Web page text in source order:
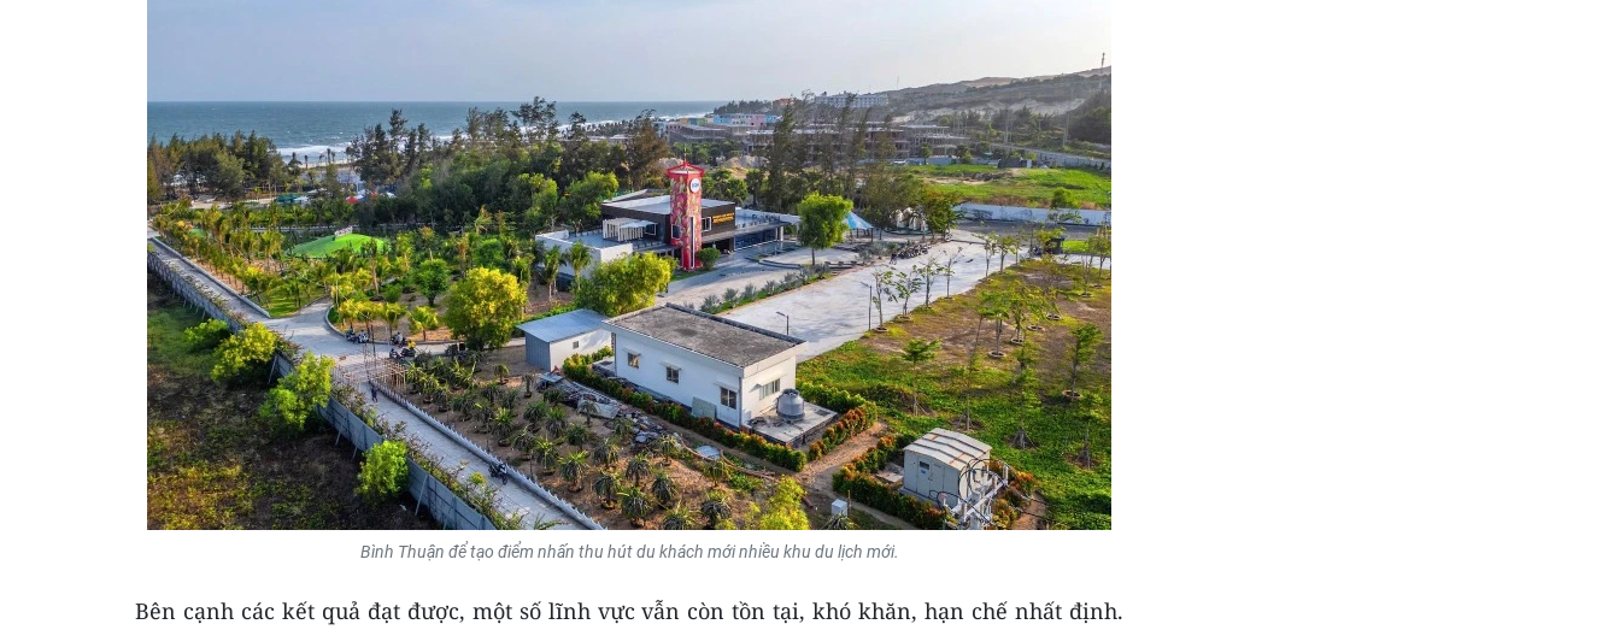
Bình Thuận để tạo điểm nhấn thu hút du khách mới nhiều khu du lịch mới.
Bên cạnh các kết quả đạt được, một số lĩnh vực vẫn còn tồn tại, khó khăn, hạn chế nhất định.